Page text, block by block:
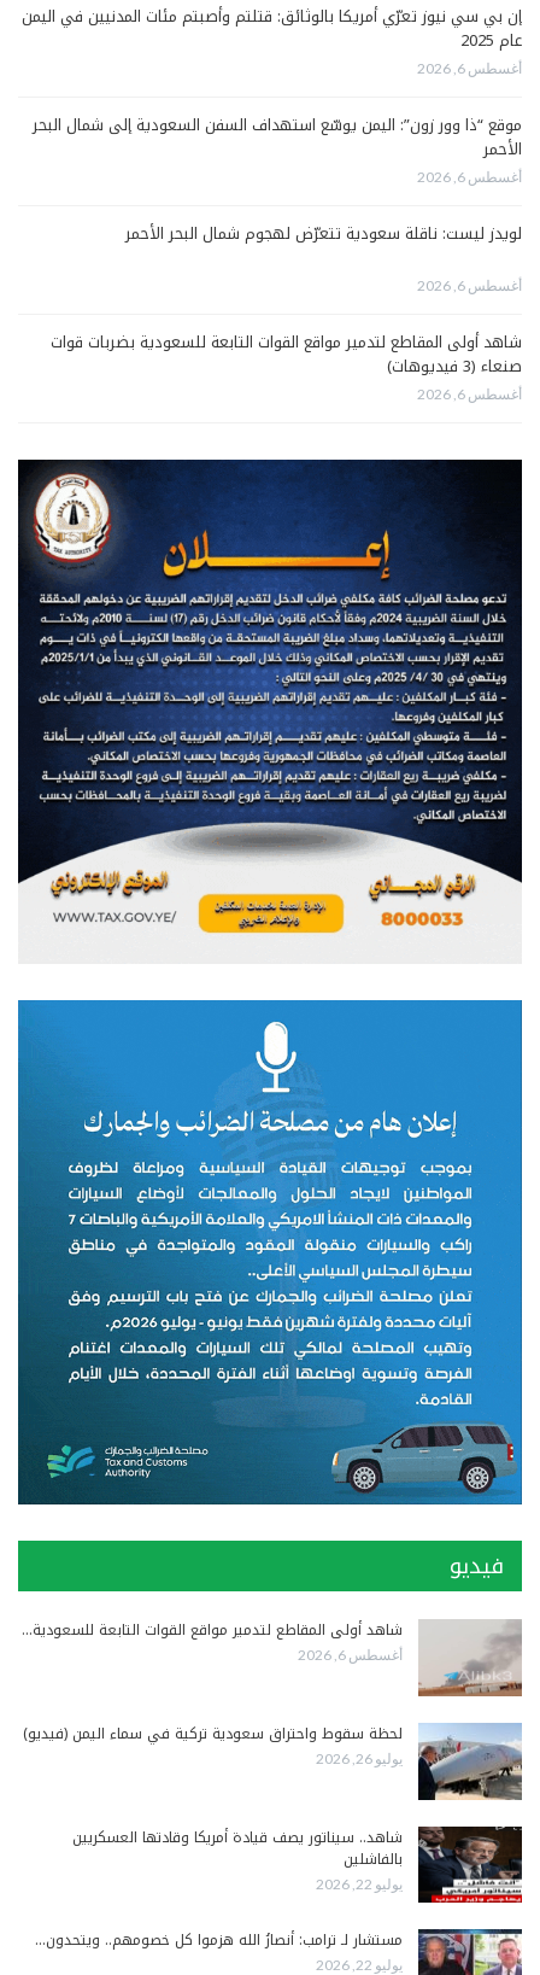
إن بي سي نيوز تعرّي أمريكا بالوثائق: قتلتم وأصبتم مئات المدنيين في اليمن
عام 2025
أغسطس 6, 2026
موقع “ذا وور زون”: اليمن يوسّع استهداف السفن السعودية إلى شمال البحر
الأحمر
أغسطس 6, 2026
لويدز ليست: ناقلة سعودية تتعرّض لهجوم شمال البحر الأحمر
أغسطس 6, 2026
شاهد أولى المقاطع لتدمير مواقع القوات التابعة للسعودية بضربات قوات
صنعاء (3 فيديوهات)
أغسطس 6, 2026
فيديو
شاهد أولى المقاطع لتدمير مواقع القوات التابعة للسعودية…
أغسطس 6, 2026
لحظة سقوط واحتراق سعودية تركية في سماء اليمن (فيديو)
يوليو 26, 2026
شاهد.. سيناتور يصف قيادة أمريكا وقادتها العسكريين
بالفاشلين
يوليو 22, 2026
مستشار لـ ترامب: أنصارُ الله هزموا كل خصومهم.. ويتحدون…
يوليو 22, 2026